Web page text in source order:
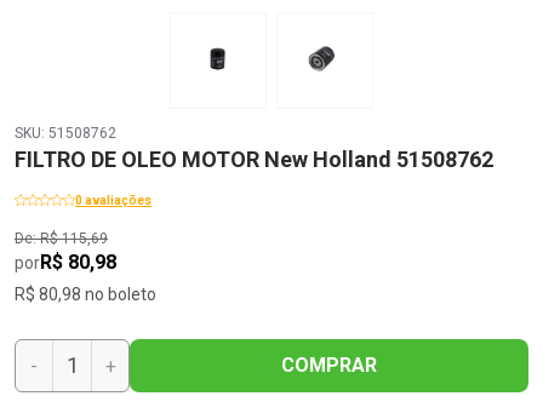
SKU: 51508762
FILTRO DE OLEO MOTOR New Holland 51508762
0 avaliações
De: R$ 115,69
porR$ 80,98
R$ 80,98 no boleto
- + COMPRAR